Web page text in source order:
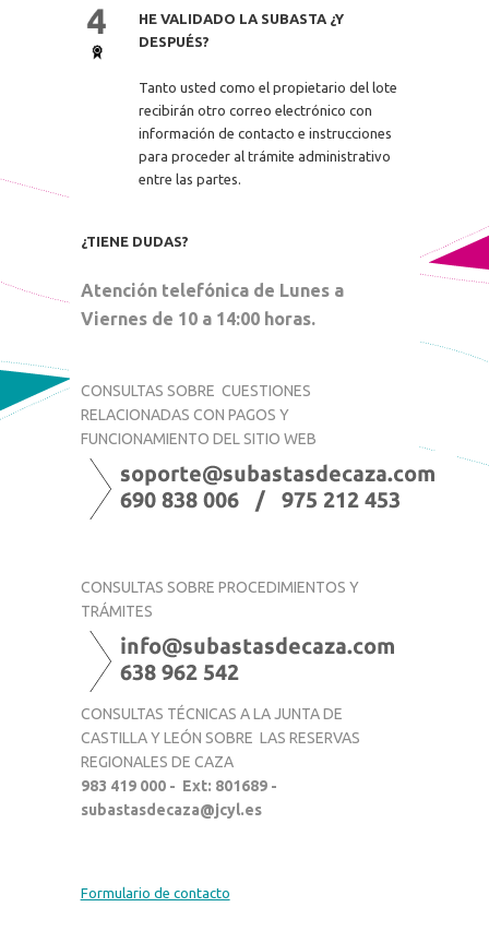
HE VALIDADO LA SUBASTA ¿Y
DESPUÉS?
Tanto usted como el propietario del lote
recibirán otro correo electrónico con
información de contacto e instrucciones
para proceder al trámite administrativo
entre las partes.
¿TIENE DUDAS?
Atención telefónica de Lunes a
Viernes de 10 a 14:00 horas.
CONSULTAS SOBRE CUESTIONES
RELACIONADAS CON PAGOS Y
FUNCIONAMIENTO DEL SITIO WEB
CONSULTAS SOBRE PROCEDIMIENTOS Y
TRÁMITES
CONSULTAS TÉCNICAS A LA JUNTA DE
CASTILLA Y LEÓN SOBRE LAS RESERVAS
REGIONALES DE CAZA
983 419 000 - Ext: 801689 -
subastasdecaza@jcyl.es
Formulario de contacto